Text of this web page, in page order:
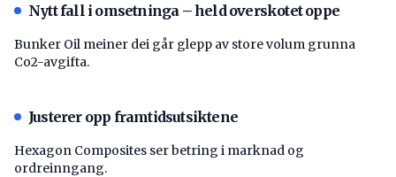
Nytt fall i omsetninga – held overskotet oppe
Bunker Oil meiner dei går glepp av store volum grunna
Co2-avgifta.
Justerer opp framtidsutsiktene
Hexagon Composites ser betring i marknad og
ordreinngang.